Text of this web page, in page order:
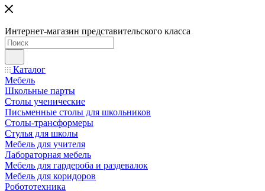
Интернет-магазин представительского класса
Каталог
Мебель
Школьные парты
Столы ученические
Письменные столы для школьников
Столы-трансформеры
Стулья для школы
Мебель для учителя
Лабораторная мебель
Мебель для гардероба и раздевалок
Мебель для коридоров
Робототехника